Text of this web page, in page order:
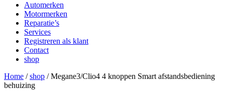
Automerken
Motormerken
Reparatie’s
Services
Registreren als klant
Contact
shop
Home /shop /Megane3/Clio4 4 knoppen Smart afstandsbediening
behuizing